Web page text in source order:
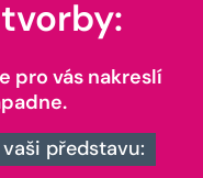
pro vás nakreslí
představu: